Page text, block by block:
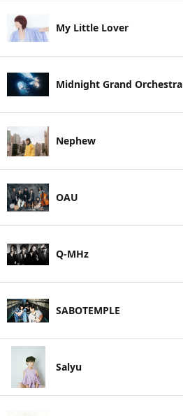
My Little Lover
Midnight Grand Orchestra
Nephew
OAU
Q-MHz
SABOTEMPLE
Salyu